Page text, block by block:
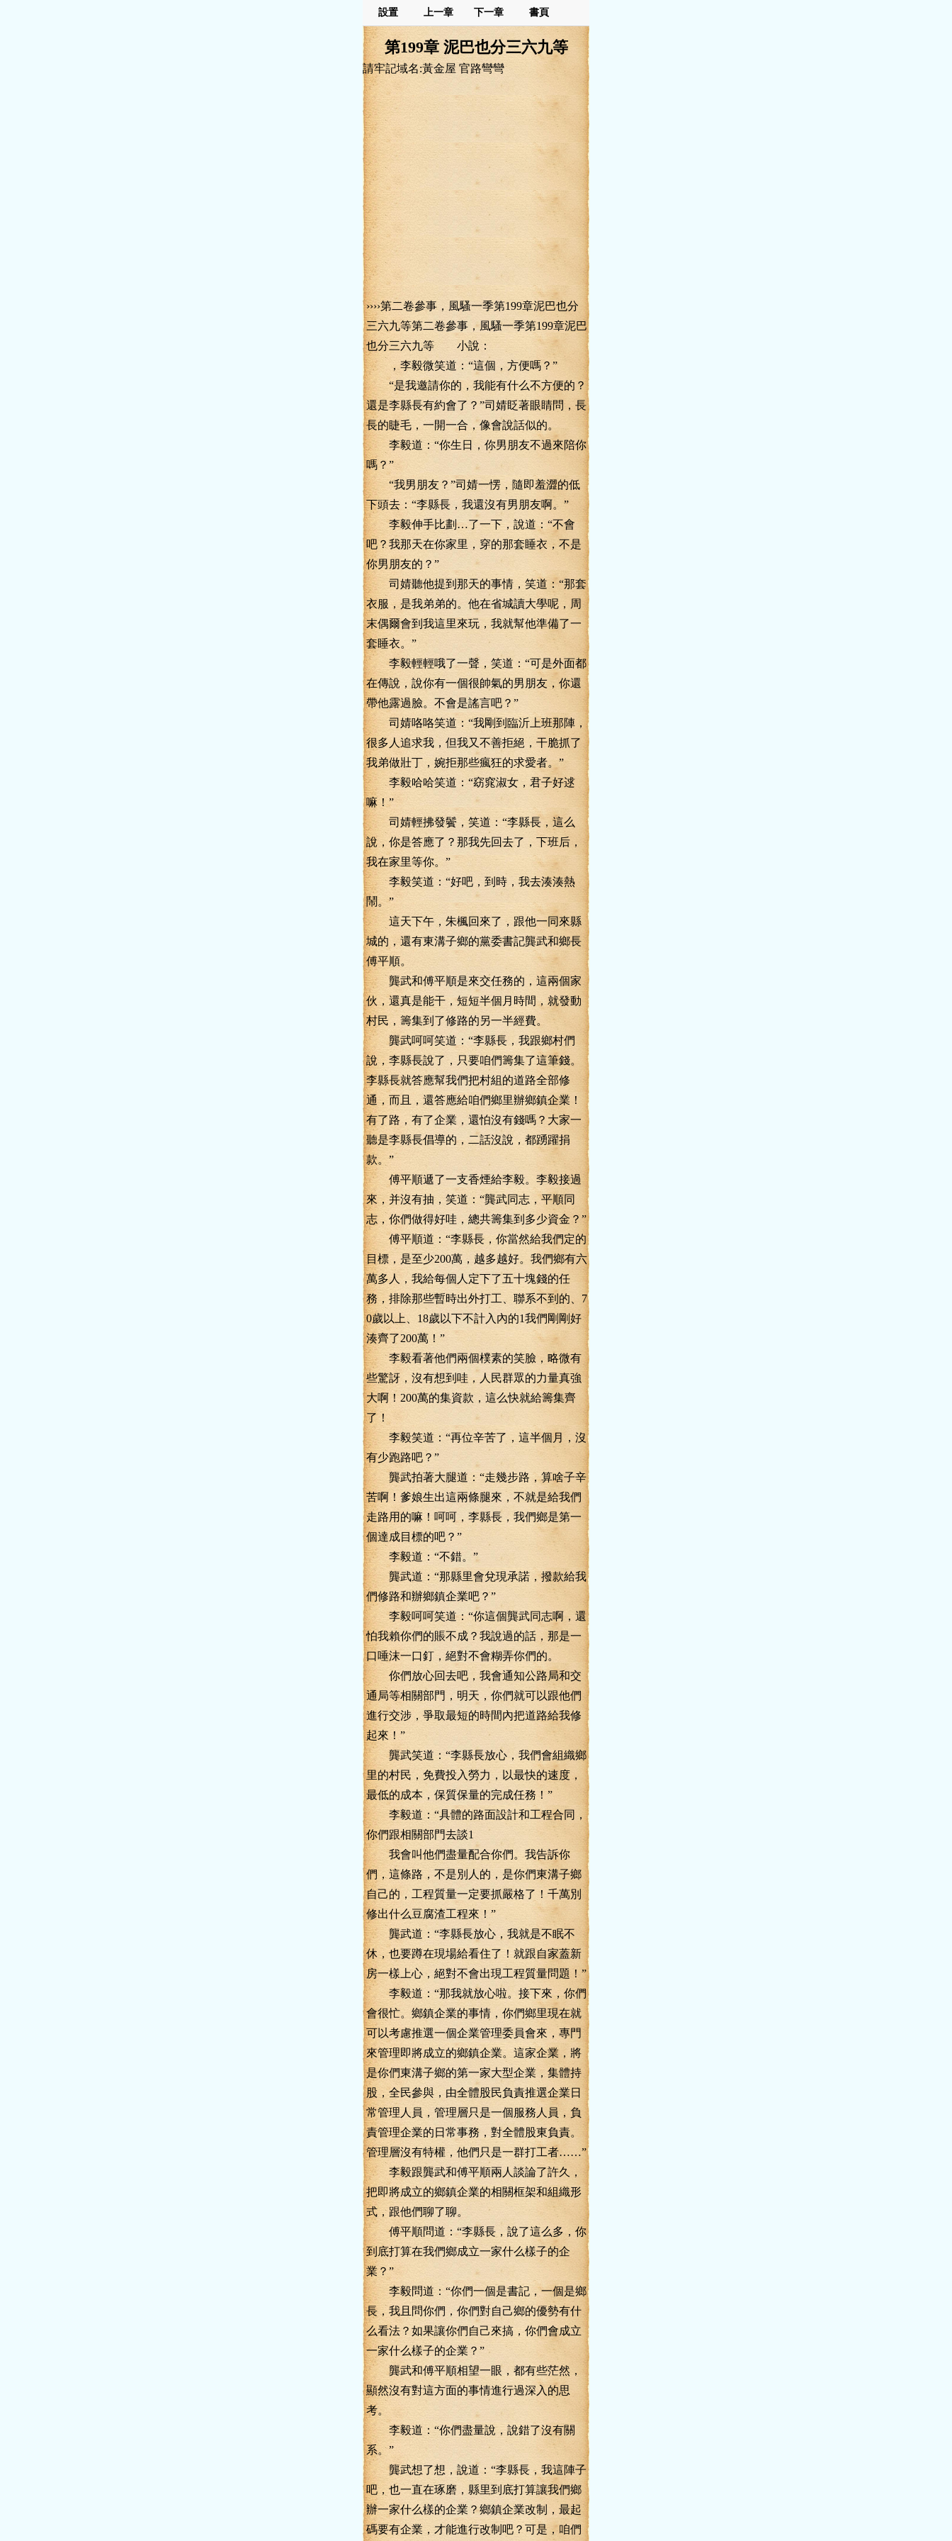
設置 上一章 下一章 書頁
第199章 泥巴也分三六九等
請牢記域名:黃金屋 官路彎彎
››››第二卷參事，風騷一季第199章泥巴也分
三六九等第二卷參事，風騷一季第199章泥巴
也分三六九等 小說：
，李毅微笑道：“這個，方便嗎？”
“是我邀請你的，我能有什么不方便的？
還是李縣長有約會了？”司婧眨著眼睛問，長
長的睫毛，一開一合，像會說話似的。
李毅道：“你生日，你男朋友不過來陪你
嗎？”
“我男朋友？”司婧一愣，隨即羞澀的低
下頭去：“李縣長，我還沒有男朋友啊。”
李毅伸手比劃…了一下，說道：“不會
吧？我那天在你家里，穿的那套睡衣，不是
你男朋友的？”
司婧聽他提到那天的事情，笑道：“那套
衣服，是我弟弟的。他在省城讀大學呢，周
末偶爾會到我這里來玩，我就幫他準備了一
套睡衣。”
李毅輕輕哦了一聲，笑道：“可是外面都
在傳說，說你有一個很帥氣的男朋友，你還
帶他露過臉。不會是謠言吧？”
司婧咯咯笑道：“我剛到臨沂上班那陣，
很多人追求我，但我又不善拒絕，干脆抓了
我弟做壯丁，婉拒那些瘋狂的求愛者。”
李毅哈哈笑道：“窈窕淑女，君子好逑
嘛！”
司婧輕拂發鬢，笑道：“李縣長，這么
說，你是答應了？那我先回去了，下班后，
我在家里等你。”
李毅笑道：“好吧，到時，我去湊湊熱
鬧。”
這天下午，朱楓回來了，跟他一同來縣
城的，還有東溝子鄉的黨委書記龔武和鄉長
傅平順。
龔武和傅平順是來交任務的，這兩個家
伙，還真是能干，短短半個月時間，就發動
村民，籌集到了修路的另一半經費。
龔武呵呵笑道：“李縣長，我跟鄉村們
說，李縣長說了，只要咱們籌集了這筆錢。
李縣長就答應幫我們把村組的道路全部修
通，而且，還答應給咱們鄉里辦鄉鎮企業！
有了路，有了企業，還怕沒有錢嗎？大家一
聽是李縣長倡導的，二話沒說，都踴躍捐
款。”
傅平順遞了一支香煙給李毅。李毅接過
來，并沒有抽，笑道：“龔武同志，平順同
志，你們做得好哇，總共籌集到多少資金？”
傅平順道：“李縣長，你當然給我們定的
目標，是至少200萬，越多越好。我們鄉有六
萬多人，我給每個人定下了五十塊錢的任
務，排除那些暫時出外打工、聯系不到的、7
0歲以上、18歲以下不計入內的1我們剛剛好
湊齊了200萬！”
李毅看著他們兩個樸素的笑臉，略微有
些驚訝，沒有想到哇，人民群眾的力量真強
大啊！200萬的集資款，這么快就給籌集齊
了！
李毅笑道：“再位辛苦了，這半個月，沒
有少跑路吧？”
龔武拍著大腿道：“走幾步路，算啥子辛
苦啊！爹娘生出這兩條腿來，不就是給我們
走路用的嘛！呵呵，李縣長，我們鄉是第一
個達成目標的吧？”
李毅道：“不錯。”
龔武道：“那縣里會兌現承諾，撥款給我
們修路和辦鄉鎮企業吧？”
李毅呵呵笑道：“你這個龔武同志啊，還
怕我賴你們的賬不成？我說過的話，那是一
口唾沫一口釘，絕對不會糊弄你們的。
你們放心回去吧，我會通知公路局和交
通局等相關部門，明天，你們就可以跟他們
進行交涉，爭取最短的時間內把道路給我修
起來！”
龔武笑道：“李縣長放心，我們會組織鄉
里的村民，免費投入勞力，以最快的速度，
最低的成本，保質保量的完成任務！”
李毅道：“具體的路面設計和工程合同，
你們跟相關部門去談1
我會叫他們盡量配合你們。我告訴你
們，這條路，不是別人的，是你們東溝子鄉
自己的，工程質量一定要抓嚴格了！千萬別
修出什么豆腐渣工程來！”
龔武道：“李縣長放心，我就是不眠不
休，也要蹲在現場給看住了！就跟自家蓋新
房一樣上心，絕對不會出現工程質量問題！”
李毅道：“那我就放心啦。接下來，你們
會很忙。鄉鎮企業的事情，你們鄉里現在就
可以考慮推選一個企業管理委員會來，專門
來管理即將成立的鄉鎮企業。這家企業，將
是你們東溝子鄉的第一家大型企業，集體持
股，全民參與，由全體股民負責推選企業日
常管理人員，管理層只是一個服務人員，負
責管理企業的日常事務，對全體股東負責。
管理層沒有特權，他們只是一群打工者……”
李毅跟龔武和傅平順兩人談論了許久，
把即將成立的鄉鎮企業的相關框架和組織形
式，跟他們聊了聊。
傅平順問道：“李縣長，說了這么多，你
到底打算在我們鄉成立一家什么樣子的企
業？”
李毅問道：“你們一個是書記，一個是鄉
長，我且問你們，你們對自己鄉的優勢有什
么看法？如果讓你們自己來搞，你們會成立
一家什么樣子的企業？”
龔武和傅平順相望一眼，都有些茫然，
顯然沒有對這方面的事情進行過深入的思
考。
李毅道：“你們盡量說，說錯了沒有關
系。”
龔武想了想，說道：“李縣長，我這陣子
吧，也一直在琢磨，縣里到底打算讓我們鄉
辦一家什么樣的企業？鄉鎮企業改制，最起
碼要有企業，才能進行改制吧？可是，咱們